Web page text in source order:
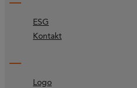
ESG
Kontakt
Logo